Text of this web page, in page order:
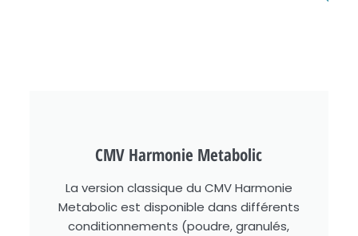
CMV Harmonie Metabolic
La version classique du CMV Harmonie
Metabolic est disponible dans différents
conditionnements (poudre, granulés,